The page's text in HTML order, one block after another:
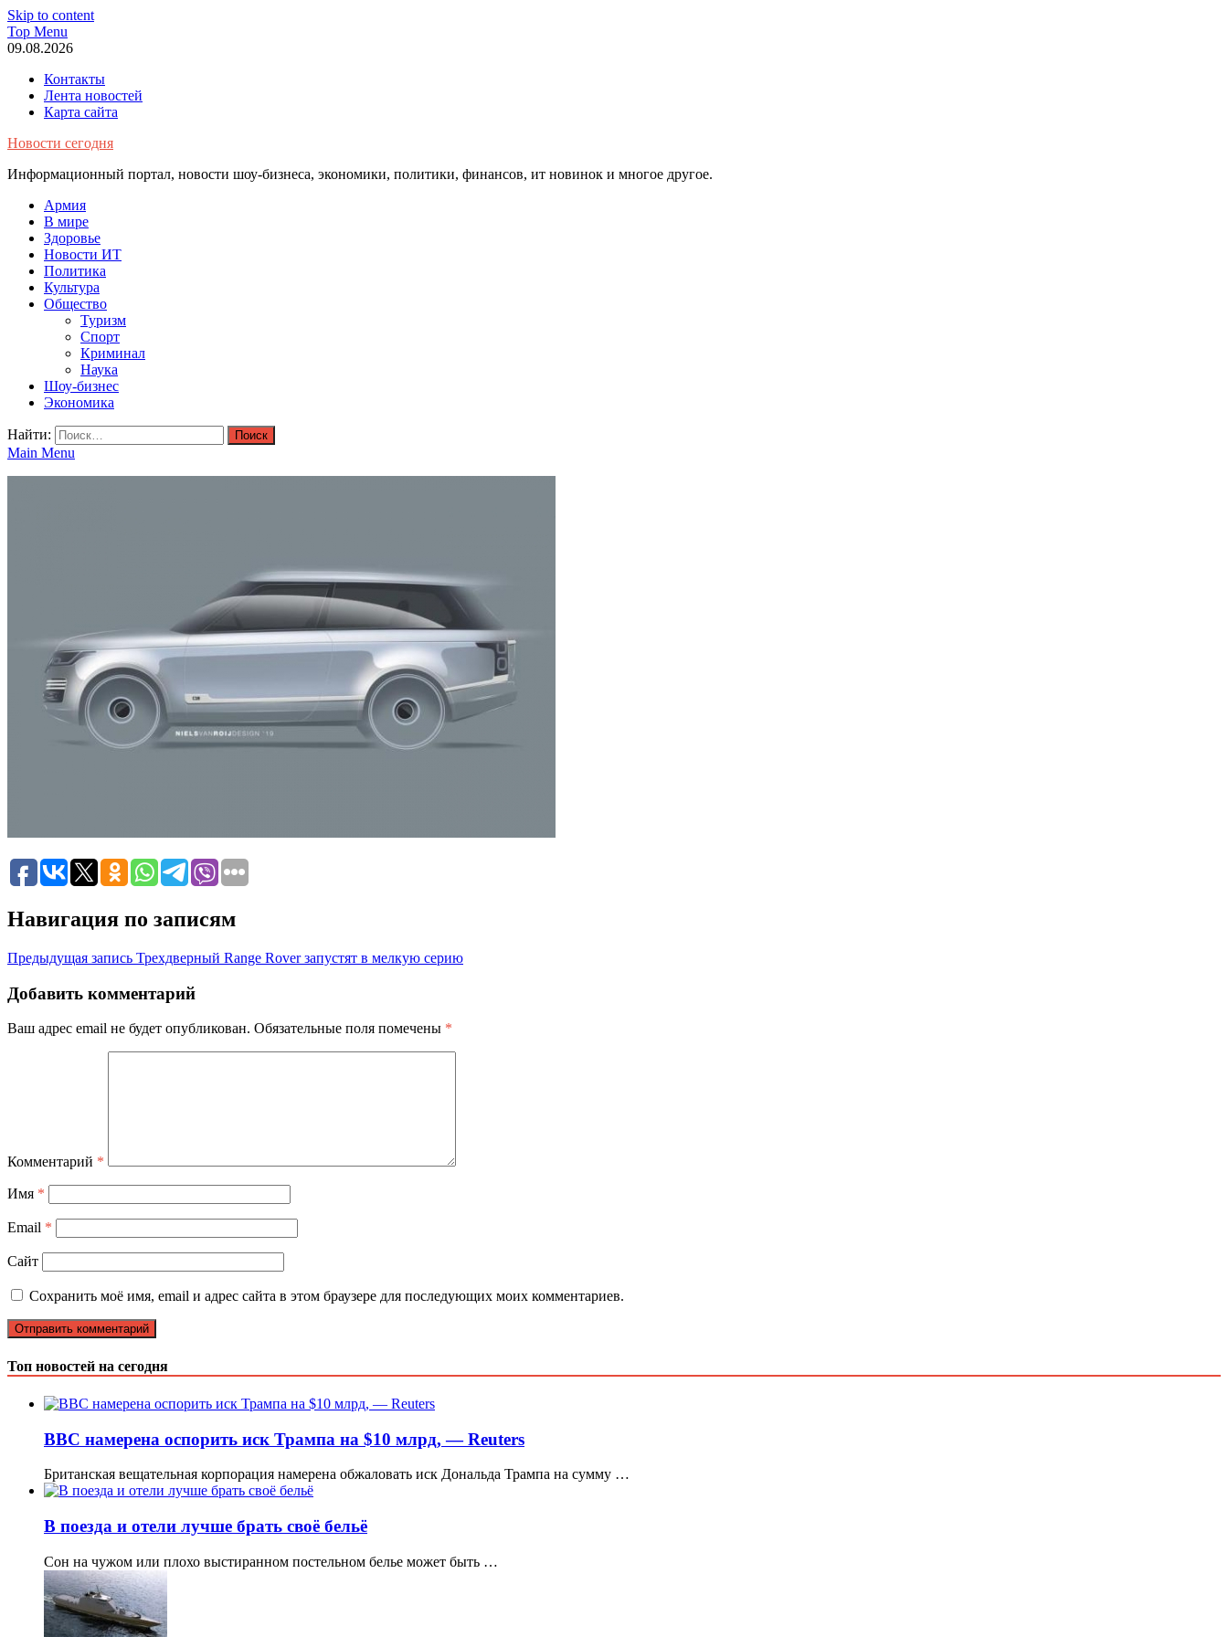
Skip to content
Top Menu
09.08.2026
Контакты
Лента новостей
Карта сайта
Новости сегодня
Информационный портал, новости шоу-бизнеса, экономики, политики, финансов, ит новинок и многое другое.
Армия
В мире
Здоровье
Новости ИТ
Политика
Культура
Общество
Туризм
Спорт
Криминал
Наука
Шоу-бизнес
Экономика
Найти:
Main Menu
Навигация по записям
Предыдущая запись Трехдверный Range Rover запустят в мелкую серию
Добавить комментарий
Ваш адрес email не будет опубликован. Обязательные поля помечены *
Комментарий *
Имя *
Email *
Сайт
Сохранить моё имя, email и адрес сайта в этом браузере для последующих моих комментариев.
Топ новостей на сегодня
BBC намерена оспорить иск Трампа на $10 млрд, — Reuters
Британская вещательная корпорация намерена обжаловать иск Дональда Трампа на сумму …
В поезда и отели лучше брать своё бельё
Сон на чужом или плохо выстиранном постельном белье может быть …